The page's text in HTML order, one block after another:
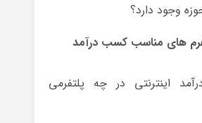
وجود دارد؟
های مناسب کسب درآمد
اینترنتی در چه پلتفرمی